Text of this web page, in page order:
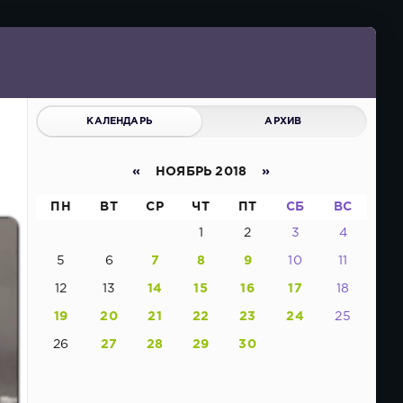
КАЛЕНДАРЬ АРХИВ
« НОЯБРЬ 2018 »
ПН ВТ СР ЧТ ПТ СБ ВС
1 2 3 4
5 6 7 8 9 10 11
12 13 14 15 16 17 18
19 20 21 22 23 24 25
26 27 28 29 30